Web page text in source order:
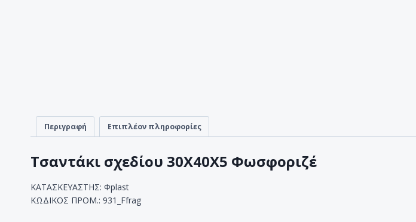
Περιγραφή Επιπλέον πληροφορίες
Τσαντάκι σχεδίου 30X40X5 Φωσφοριζέ
ΚΑΤΑΣΚΕΥΑΣΤΗΣ: Φplast
ΚΩΔΙΚΟΣ ΠΡΟΜ.: 931_Ffrag